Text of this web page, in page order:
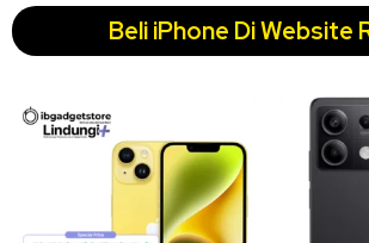
Beli iPhone Di Website